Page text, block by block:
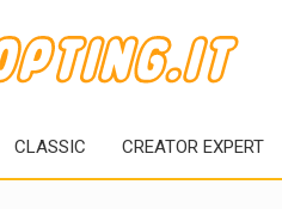
CLASSIC CREATOR EXPERT